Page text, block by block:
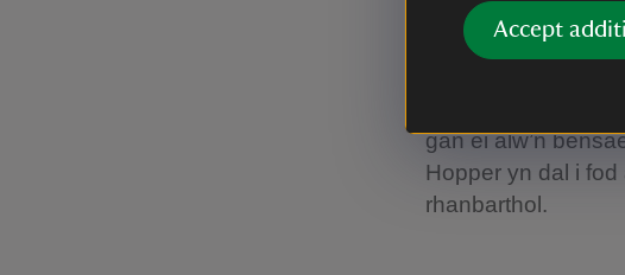
Accept
sy’n gyfwerth â
Victoria ym 1832,
Er bod rhai
gan ei alw’n
Hopper yn dal i
rhanbarthol.